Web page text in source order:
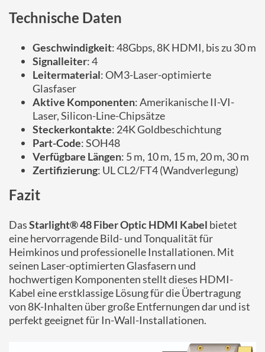
Technische Daten
Geschwindigkeit: 48Gbps, 8K HDMI, bis zu 30 m
Signalleiter: 4
Leitermaterial: OM3-Laser-optimierte
Glasfaser
Aktive Komponenten: Amerikanische II-VI-
Laser, Silicon-Line-Chipsätze
Steckerkontakte: 24K Goldbeschichtung
Part-Code: SOH48
Verfügbare Längen: 5 m, 10 m, 15 m, 20 m, 30 m
Zertifizierung: UL CL2/FT4 (Wandverlegung)
Fazit
DasStarlight® 48 Fiber Optic HDMI Kabel bietet
eine hervorragende Bild- und Tonqualität für
Heimkinos und professionelle Installationen. Mit
seinen Laser-optimierten Glasfasern und
hochwertigen Komponenten stellt dieses HDMI-
Kabel eine erstklassige Lösung für die Übertragung
von 8K-Inhalten über große Entfernungen dar und ist
perfekt geeignet für In-Wall-Installationen.